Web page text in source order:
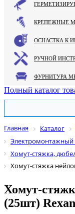
Полный каталог
Главная Каталог
Хомут-стяжка,
Хомут-стяжка
Хомут-
(25шт)